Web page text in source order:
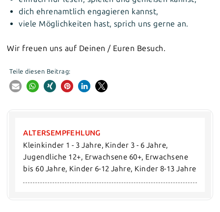
dich ehrenamtlich engagieren kannst,
viele Möglichkeiten hast, sprich uns gerne an.
Wir freuen uns auf Deinen / Euren Besuch.
Teile diesen Beitrag:
ALTERSEMPFEHLUNG
Kleinkinder 1 - 3 Jahre, Kinder 3 - 6 Jahre,
Jugendliche 12+, Erwachsene 60+, Erwachsene
bis 60 Jahre, Kinder 6-12 Jahre, Kinder 8-13 Jahre